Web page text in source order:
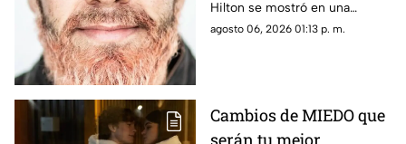
captado
Hilton se mostró en una
situación de crisis y provocó la
agosto 06, 2026 01:13 p. m.
Cambios de MIEDO que
serán tu mejor